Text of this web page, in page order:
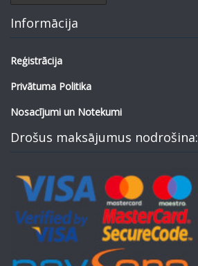
Informācija
Reģistrācija
Privātuma Politika
Nosacījumi un Notekumi
Drošus maksājumus nodrošina: